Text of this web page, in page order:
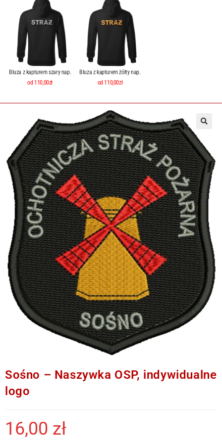
Bluza z kapturem szary nap.
od 110,00zł
Bluza z kapturem żółty nap.
od 110,00zł
Sośno – Naszywka OSP, indywidualne
logo
16,00 zł